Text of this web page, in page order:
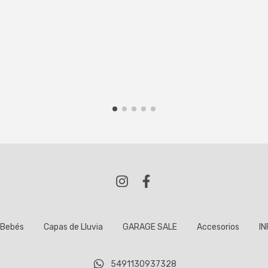
Bebés Capas de Lluvia GARAGE SALE Accesorios
5491130937328